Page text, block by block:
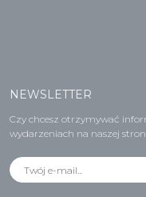
NEWSLETTER
Czy chcesz otrzymywać
wydarzeniach na naszej